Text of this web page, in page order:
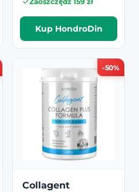
Kup HondroDin
-50%
Collagent